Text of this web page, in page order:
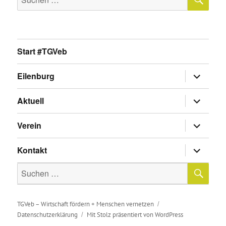
nach:
Start #TGVeb
Eilenburg
anzeigen
Aktuell
anzeigen
Verein
anzeigen
Kontakt
anzeigen
Suche
nach:
TGVeb – Wirtschaft fördern + Menschen vernetzen
Datenschutzerklärung
Mit Stolz präsentiert von WordPress